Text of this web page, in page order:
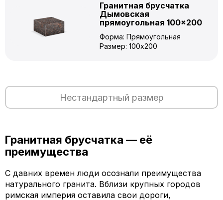
Гранитная брусчатка
Дымовская
прямоугольная 100×200
Форма: Прямоугольная
Размер: 100x200
Нестандартный размер
Гранитная брусчатка — её
преимущества
С давних времен люди осознали преимущества
натурального гранита. Вблизи крупных городов
римская империя оставила свои дороги,